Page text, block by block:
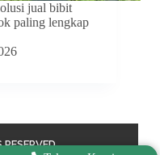
jual bibit
paling lengkap